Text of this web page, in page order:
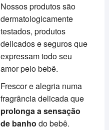
Nossos produtos são
dermatologicamente
testados, produtos
delicados e seguros que
expressam todo seu
amor pelo bebê.
Frescor e alegria numa
fragrância delicada que
prolonga a sensação
de banho do bebê.